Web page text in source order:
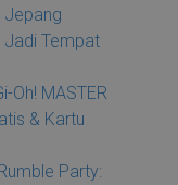
Jepang
Jadi Tempat
Oh! MASTER
& Kartu
Party: